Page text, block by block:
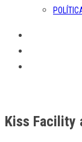
Kiss Facility